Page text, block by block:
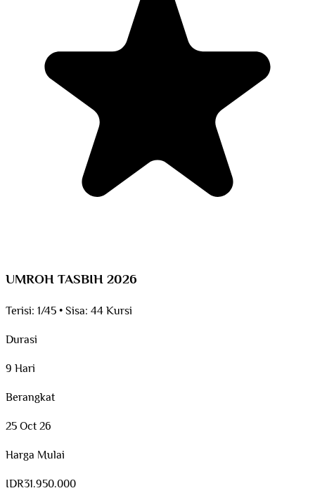
UMROH TASBIH 2026
Terisi: 1/45•Sisa: 44 Kursi
Durasi
9 Hari
Berangkat
25 Oct 26
Harga Mulai
IDR31.950.000